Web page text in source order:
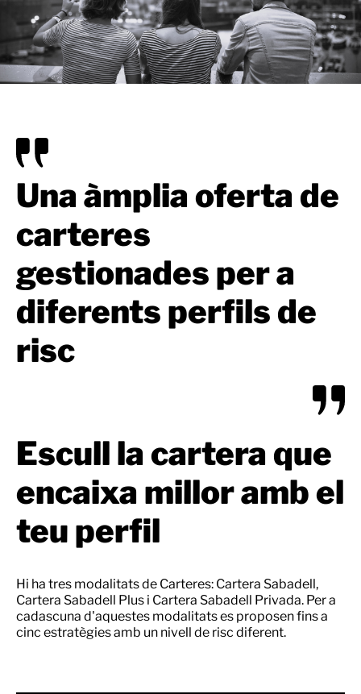
Una àmplia oferta de
carteres
gestionades per a
diferents perfils de
risc
Escull la cartera que
encaixa millor amb el
teu perfil
Hi ha tres modalitats de Carteres: Cartera Sabadell,
Cartera Sabadell Plus i Cartera Sabadell Privada. Per a
cadascuna d'aquestes modalitats es proposen fins a
cinc estratègies amb un nivell de risc diferent.